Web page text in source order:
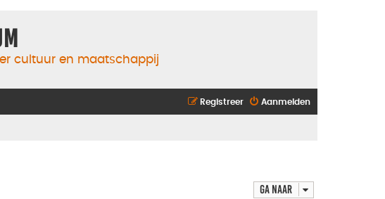
cultuur en maatschappij
Aanmelden
Registreer
Ga naar